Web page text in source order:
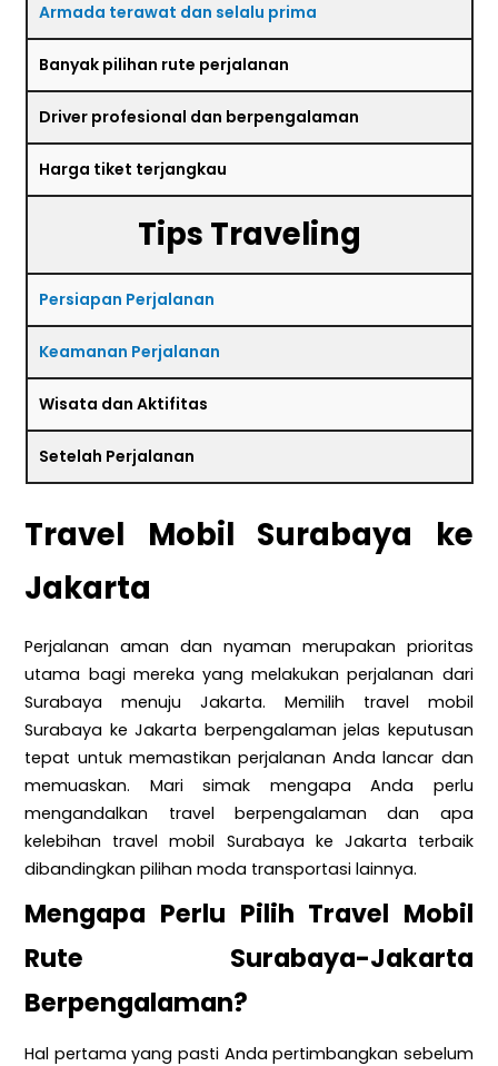
Armada terawat dan selalu prima
Banyak pilihan rute perjalanan
Driver profesional dan berpengalaman
Harga tiket terjangkau
Tips Traveling
Persiapan Perjalanan
Keamanan Perjalanan
Wisata dan Aktifitas
Setelah Perjalanan
Travel Mobil Surabaya ke
Jakarta
Perjalanan aman dan nyaman merupakan prioritas
utama bagi mereka yang melakukan perjalanan dari
Surabaya menuju Jakarta. Memilih travel mobil
Surabaya ke Jakarta berpengalaman jelas keputusan
tepat untuk memastikan perjalanan Anda lancar dan
memuaskan. Mari simak mengapa Anda perlu
mengandalkan travel berpengalaman dan apa
kelebihan travel mobil Surabaya ke Jakarta terbaik
dibandingkan pilihan moda transportasi lainnya.
Mengapa Perlu Pilih Travel Mobil
Rute Surabaya-Jakarta
Berpengalaman?
Hal pertama yang pasti Anda pertimbangkan sebelum